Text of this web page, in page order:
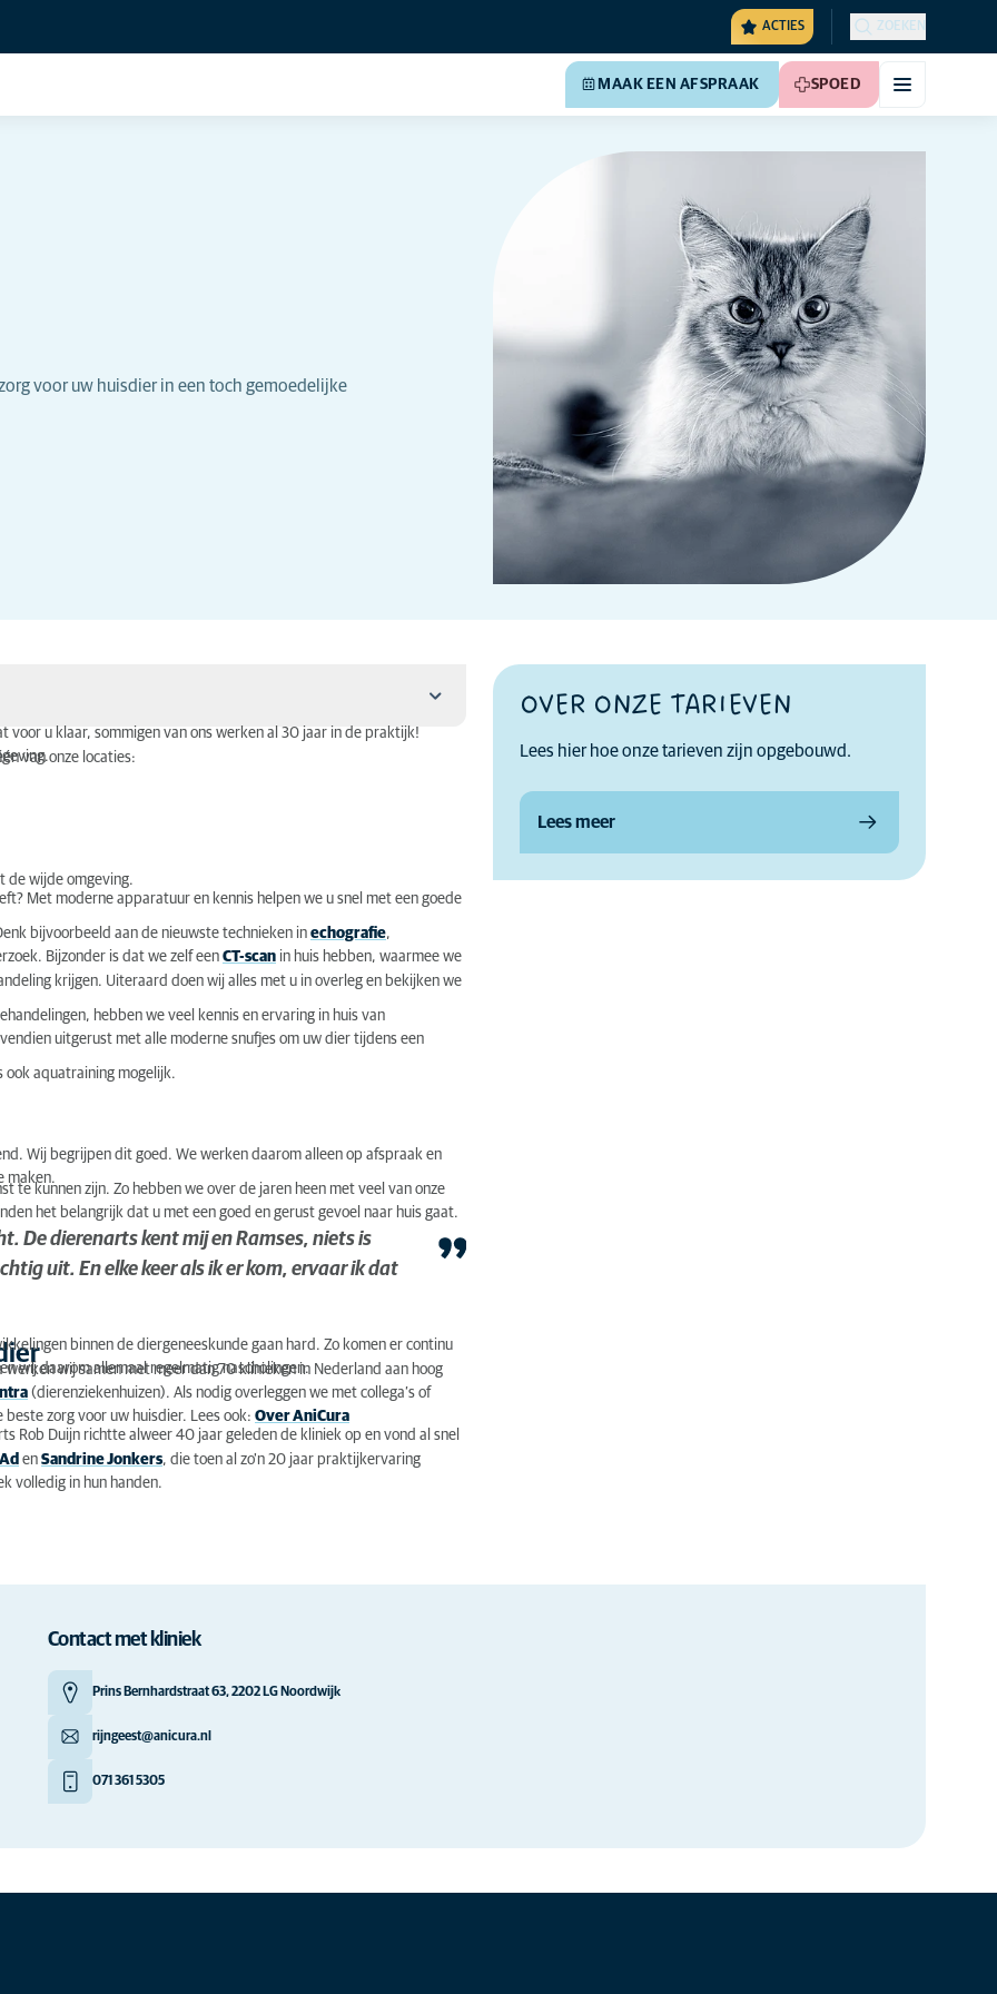
ACTIES ZOEKEN
MAAK EEN AFSPRAAK SPOED
voor uw huisdier in een toch gemoedelijke
u klaar, sommigen van ons werken al 30 jaar in de praktijk!
van onze locaties:
de wijde omgeving.
Met moderne apparatuur en kennis helpen we u snel met een goede
bijvoorbeeld aan de nieuwste technieken in echografie,
Bijzonder is dat we zelf een CT-scan in huis hebben, waarmee we
krijgen. Uiteraard doen wij alles met u in overleg en bekijken we
hebben we veel kennis en ervaring in huis van
uitgerust met alle moderne snufjes om uw dier tijdens een
ook aquatraining mogelijk.
Wij begrijpen dit goed. We werken daarom alleen op afspraak en
maken.
te kunnen zijn. Zo hebben we over de jaren heen met veel van onze
het belangrijk dat u met een goed en gerust gevoel naar huis gaat.
De dierenarts kent mij en Ramses, niets is
uit. En elke keer als ik er kom, ervaar ik dat
binnen de diergeneeskunde gaan hard. Zo komen er continu
wij daarom allemaal regelmatig nascholingen.
wij samen met meer dan 70 klinieken in Nederland aan hoog
(dierenziekenhuizen). Als nodig overleggen we met collega’s of
zorg voor uw huisdier. Lees ook: Over AniCura
Rob Duijn richtte alweer 40 jaar geleden de kliniek op en vond al snel
Ad en Sandrine Jonkers, die toen al zo'n 20 jaar praktijkervaring
volledig in hun handen.
OVER ONZE TARIEVEN
Lees hier hoe onze tarieven zijn opgebouwd.
Lees meer
Contact met kliniek
Prins Bernhardstraat 63, 2202 LG Noordwijk
rijngeest@anicura.nl
071 361 5305